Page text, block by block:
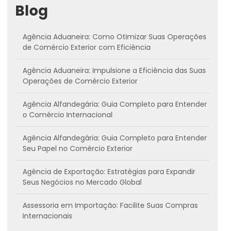
Blog
Agência Aduaneira: Como Otimizar Suas Operações
de Comércio Exterior com Eficiência
Agência Aduaneira: Impulsione a Eficiência das Suas
Operações de Comércio Exterior
Agência Alfandegária: Guia Completo para Entender
o Comércio Internacional
Agência Alfandegária: Guia Completo para Entender
Seu Papel no Comércio Exterior
Agência de Exportação: Estratégias para Expandir
Seus Negócios no Mercado Global
Assessoria em Importação: Facilite Suas Compras
Internacionais